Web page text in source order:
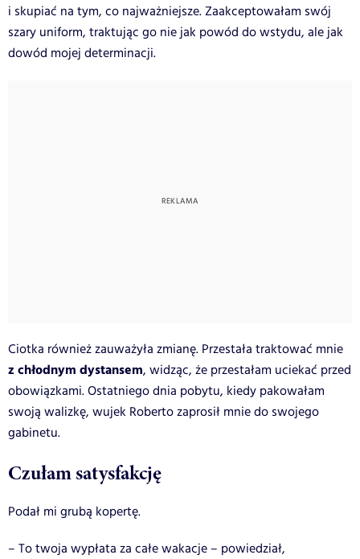
i skupiać na tym, co najważniejsze. Zaakceptowałam swój
szary uniform, traktując go nie jak powód do wstydu, ale jak
dowód mojej determinacji.
Ciotka również zauważyła zmianę. Przestała traktować mnie
z chłodnym dystansem, widząc, że przestałam uciekać przed
obowiązkami. Ostatniego dnia pobytu, kiedy pakowałam
swoją walizkę, wujek Roberto zaprosił mnie do swojego
gabinetu.
Czułam satysfakcję
Podał mi grubą kopertę.
– To twoja wypłata za całe wakacje – powiedział,